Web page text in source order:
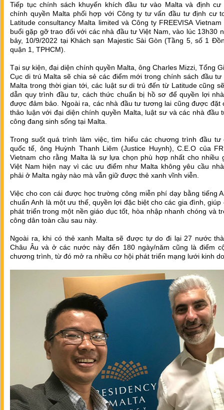
Tiếp tục chính sách khuyến khích đầu tư vào Malta và định cư
chính quyền Malta phối hợp với Công ty tư vấn đầu tư định cư
Latitude consultancy Malta limited và Công ty FREEVISA
buổi gặp gỡ trao đổi với các nhà đầu tư Việt Nam, vào lúc 13h30
bảy, 10/9/2022 tại Khách sạn Majestic Sài Gòn (Tầng 5, số 1
quận 1, TPHCM).
Tại sự kiện, đại diện chính quyền Malta, ông Charles Mizzi, Tổng
Cục di trú Malta sẽ chia sẻ các điểm mới trong chính sách đầu tư
Malta trong thời gian tới, các luật sư di trú đến từ Latitude cũng
dẫn quy trình đầu tư, cách thức chuẩn bị hồ sơ để quyền lợi
được đảm bảo. Ngoài ra, các nhà đầu tư tương lai cũng được đặt
thảo luận với đại diện chính quyền Malta, luật sư và các nhà đầu
công đang sinh sống tại Malta.
Trong suốt quá trình làm việc, tìm hiểu các chương trình đầu tư
quốc tế, ông Huỳnh Thanh Liêm (Justice Huynh), C.E.O của
Vietnam cho rằng Malta là sự lựa chọn phù hợp nhất cho nhiều
Việt Nam hiện nay vì các ưu điểm như Malta không yêu cầu
phải ở Malta ngày nào mà vẫn giữ được thẻ xanh vĩnh viễn.
Việc cho con cái được học trường công miễn phí dạy bằng tiếng
chuẩn Anh là một ưu thế, quyền lợi đặc biệt cho các gia đình, giúp
phát triển trong một nền giáo dục tốt, hòa nhập nhanh chóng và
công dân toàn cầu sau này.
Ngoài ra, khi có thẻ xanh Malta sẽ được tự do đi lại 27 nước
Châu Âu và ở các nước này đến 180 ngày/năm cũng là điểm
chương trình, từ đó mở ra nhiều cơ hội phát triển mạng lưới kinh